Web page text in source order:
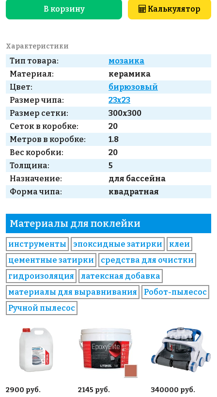
В корзину Калькулятор
Характеристики
Тип товара:
мозаика
Материал:
керамика
Цвет:
бирюзовый
Размер чипа:
23x23
Размер сетки:
300x300
Сеток в коробке:
20
Метров в коробке:
1.8
Вес коробки:
20
Толщина:
5
Назначение:
для бассейна
Форма чипа:
квадратная
Материалы для поклейки
инструменты эпоксидные затирки
клеи
цементные затирки
средства для очистки
гидроизоляция
латексная добавка
материалы для выравнивания
Робот-пылесос
Ручной пылесос
2900 руб.
2145 руб.
340000 руб.